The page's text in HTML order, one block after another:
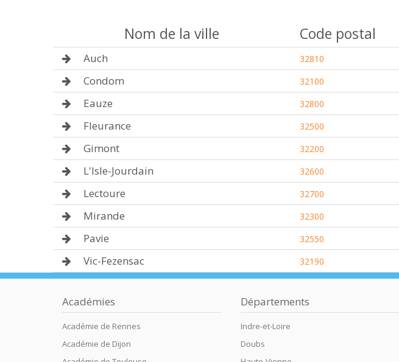
Nom de la ville Code postal
Auch 32810
Condom 32100
Eauze 32800
Fleurance 32500
Gimont 32200
L'Isle-Jourdain 32600
Lectoure 32700
Mirande 32300
Pavie 32550
Vic-Fezensac 32190
Académies
Académie de Rennes
Académie de Dijon
Départements
Indre-et-Loire
Doubs